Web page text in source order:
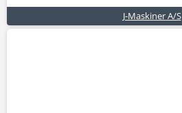
J-Maskiner A/S